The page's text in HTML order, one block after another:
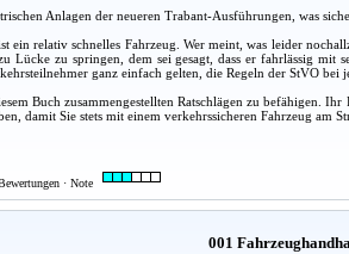
Anlagen der neueren Trabant-Ausführungen, was
ein relativ schnelles Fahrzeug. Wer meint, was leider
zu springen, dem sei gesagt, dass er fahrlässig mit
ganz einfach gelten, die Regeln der StVO
Buch zusammengestellten Ratschlägen zu befähigen.
damit Sie stets mit einem verkehrssicheren Fahrzeug am
· Note
001